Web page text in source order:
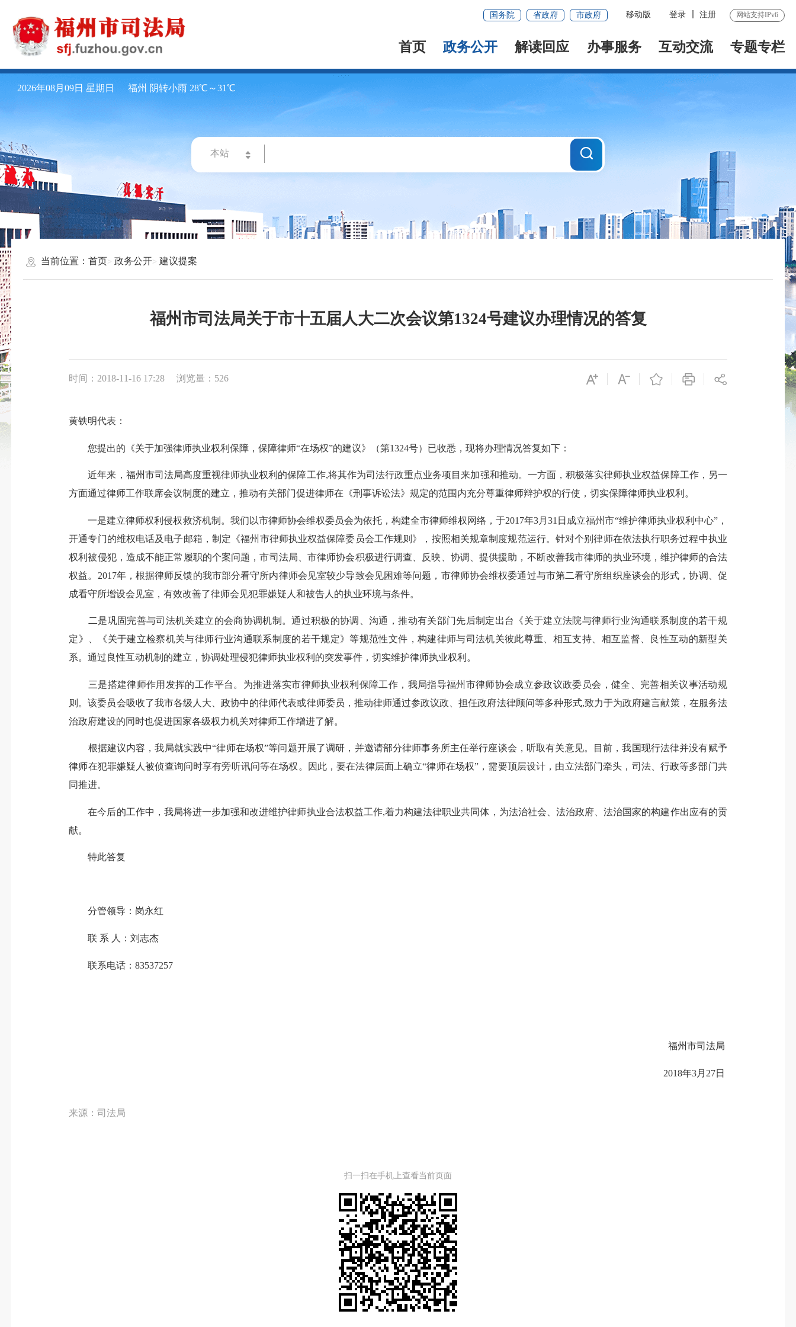
国务院 省政府 市政府 移动版 登录 注册 网站支持IPv6
首页 政务公开 解读回应 办事服务 互动交流 专题专栏
2026年08月09日 星期日 福州 阴转小雨 28℃～31℃
当前位置：首页 政务公开 建议提案
福州市司法局关于市十五届人大二次会议第1324号建议办理情况的答复
时间：2018-11-16 17:28 浏览量：526
黄铁明代表 ：
您提出的《关于加强律师执业权利保障，保障律师“在场权”的建议》（第1324号）已收悉，现将办理情况答复如下：
近年来，福州市司法局高度重视律师执业权利的保障工作,将其作为司法行政重点业务项目来加强和推动。 一方面，积极落实律师执业权益保障工作，另一
方面通过律师工作联席会议制度的建立，推动有关部门促进律师在《刑事诉讼法》规定的范围内充分尊重律师辩护权的行使，切实保障律师执业权利。
一是建立律师权利侵权救济机制。我们以市律师协会维权委员会为依托，构建全市律师维权网络，于2017年3月31日 成立福州市“维护律师执业权利中心”，
开通专门的维权电话及电子邮箱 ，制定 《福州市律师执业权益保障委员会工作规则》， 按照相关规章制度规范运行。 针对个别律师在依法执行职务过程中执业
权利被侵犯，造成不能正常履职的个案问题，市司法局、市律师协会积极进行调查、反映、协调、提供援助，不断改善我市律师的执业环境，维护律师的合法
权益。 2017年，根据律师反馈的我市部分看守所内律师会见室较少导致会见困难等问题，市律师协会维权委通过与市第二看守所组织座谈会的形式，协调、促
成看守所增设会见室，有效改善了律师会见犯罪嫌疑人和被告人的执业环境与条件。
二是巩固完善与司法机关建立的会商协调机制。通过积极的协调、沟通，推动有关部门先后制定出台《关于建立法院与律师行业沟通联系制度的若干规
定》、《关于建立检察机关与律师行业沟通联系制度的若干规定》等规范性文件，构建律师与司法机关彼此尊重、相互支持、相互监督、良性互动的新型关
系。通过良性互动机制的建立，协调处理侵犯律师执业权利的突发事件，切实维护律师执业权利。
三是搭建律师作用发挥的工作平台。为推进落实市律师执业权利保障工作，我局指导福州市律师协会成立参政议政委员会，健全、完善相关议事活动规
则。该委员会吸收了我市各级人大、政协中的律师代表或律师委员，推动律师通过参政议政、担任政府法律顾问等多种形式,致力于为政府建言献策，在服务法
治政府建设的同时也促进国家各级权力机关对律师工作增进了解。
根据建议内容，我局就实践中“律师在场权”等问题开展了调研，并邀请部分律师事务所主任举行座谈会，听取有关意见。
目前，我国现行法律并没有赋予
律师在犯罪嫌疑人被侦查询问时享有旁听讯问等在场权 。因此，要在法律层面上确立“律师在场权”，需要顶层设计，由立法部门牵头，司法、行政等多部门共
同推进。
在今后的工作中，我局将进一步加强和改进维护律师执业合法权益工作,着力构建法律职业共同体，为法治社会、法治政府、法治国家的构建作出应有的贡
献。
特此答复
分管领导：岗永红
联 系 人：刘志杰
联系电话：83537257
福州市司法局
2018年3月27日
来源：司法局
扫一扫在手机上查看当前页面